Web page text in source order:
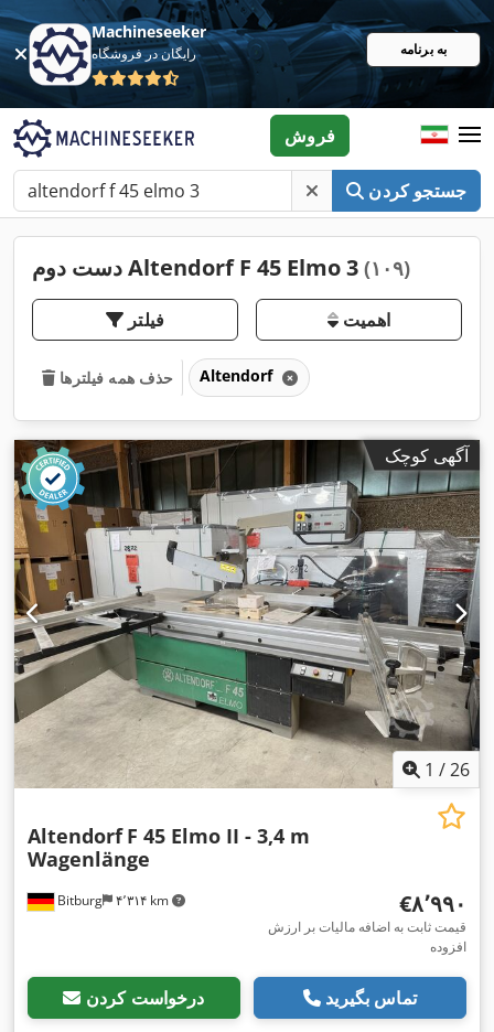
Machineseeker
رایگان در فروشگاه به برنامه
جستجو کردن
فروش
دست دوم Altendorf F 45 Elmo 3 (۱۰۹)
فیلتر اهمیت
حذف همه فیلترها Altendorf
آگهی کوچک
1 /26
Bitburg ۴٬۳۱۴ km
Altendorf F 45 Elmo II - 3,4 m
Wagenlänge
‎€۸٬۹۹۰
قیمت ثابت به اضافه مالیات بر ارزش
افزوده
درخواست کردن تماس بگیرید